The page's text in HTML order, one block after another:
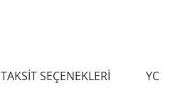
TAKSİT SEÇENEKLERİ